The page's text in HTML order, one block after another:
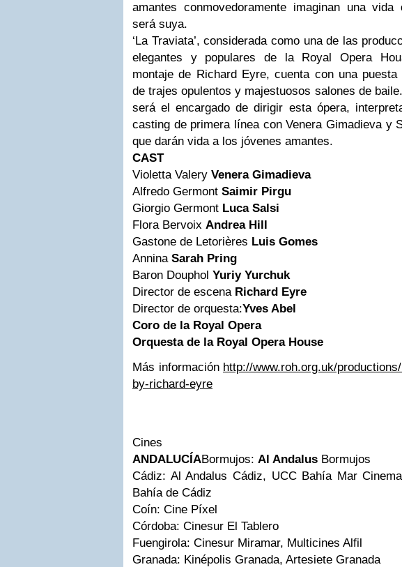
amantes conmovedoramente imaginan una vida
será suya.
‘La Traviata’, considerada como una de las
elegantes y populares de la Royal Opera
montaje de Richard Eyre, cuenta con una puesta
de trajes opulentos y majestuosos salones de
será el encargado de dirigir esta ópera,
casting de primera línea con Venera Gimadieva y
que darán vida a los jóvenes amantes.
CAST
Violetta Valery Venera Gimadieva
Alfredo Germont Saimir Pirgu
Giorgio Germont Luca Salsi
Flora Bervoix Andrea Hill
Gastone de Letorières Luis Gomes
Annina Sarah Pring
Baron Douphol Yuriy Yurchuk
Director de escena Richard Eyre
Director de orquesta:Yves Abel
Coro de la Royal Opera
Orquesta de la Royal Opera House
Más información http://www.roh.org.uk/
by-richard-eyre
Cines
ANDALUCÍABormujos: Al Andalus Bormujos
Cádiz: Al Andalus Cádiz, UCC Bahía Mar
Bahía de Cádiz
Coín: Cine Píxel
Córdoba: Cinesur El Tablero
Fuengirola: Cinesur Miramar, Multicines Alfil
Granada: Kinépolis Granada, Artesiete Granada